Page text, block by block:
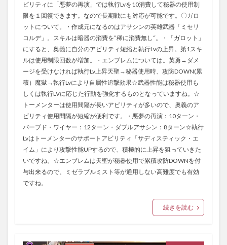
ビリティに「悪夢の再演」では執行Lvを10消費して秘器の使用制
限を１回復できます。なので長期戦にも対応が可能です。〇ガロ
ットについて。・作成元になるのはアサシンの英雄武器「ミセリ
コルデ」。スキルは暗器の消費を”稀に消費無し“。・「ガロット」
にすると、奥義に自分のアビリティ短縮と執行Lvの上昇。第1スキ
ルは使用制限回数が増加。・エンブレムについては。英勇→ダメ
ージを受けなければ執行Lv上昇天聖→秘器使用時、攻防DOWN(累
積）魔獄→執行Lvにより自属性追撃効果☆武器性能は秘器使用も
しくは執行LVに応じた行動を強化するものとなっていますね。☆
トーメンターは使用間隔が長いアビリティが多いので、奥義のア
ビリティ使用間隔が短縮が便利です。・悪夢の再演：10ターン・
バーブド・ワイヤー：12ターン・ダブルアサシン：8ターン☆執行
Lvはトーメンターのサポートアビリティ「サディスティック・エ
イム」により攻撃性能UPするので、積極的に上昇を狙っていきた
いですね。☆エンブレムは天聖が秘器使用で累積攻防DOWNを付
与出来るので、ミゼラブルミスト等が通用しない高難度でも有効
ですね。
続きを読む